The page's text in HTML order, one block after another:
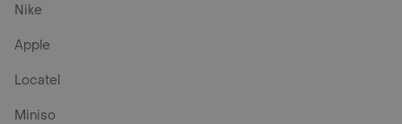
Nike
Apple
Locatel
Miniso